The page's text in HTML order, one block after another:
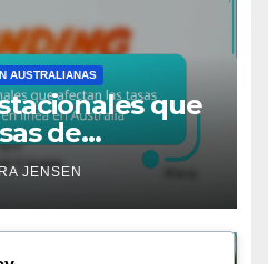
AUSTRALIANAS
que
de
en
JENSEN